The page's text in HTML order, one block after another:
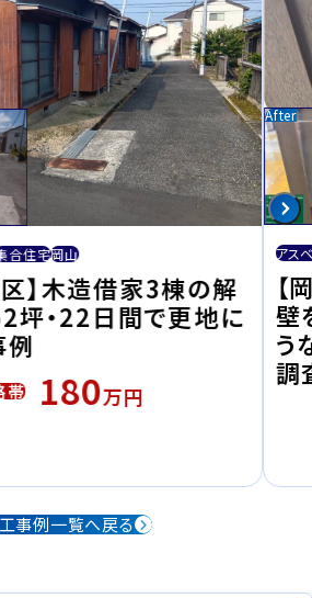
合住宅岡山
】木造借家3棟の解
坪・22日間で更地に
例
帯 180万円
アス
【
壁
う
調
事例一覧へ戻る